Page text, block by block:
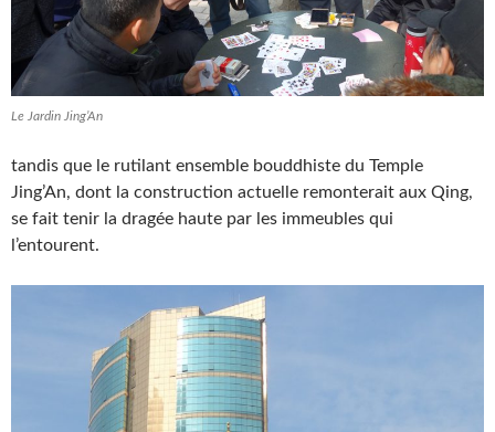
Le Jardin Jing’An
tandis que le rutilant ensemble bouddhiste du Temple
Jing’An, dont la construction actuelle remonterait aux Qing,
se fait tenir la dragée haute par les immeubles qui
l’entourent.